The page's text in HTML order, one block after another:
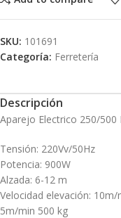
SKU: 101691
Categoría: Ferretería
Descripción
Aparejo Electrico 250/500
Tensión: 220Vv/50Hz
Potencia: 900W
Alzada: 6-12 m
Velocidad elevación: 10m/
5m/min 500 kg